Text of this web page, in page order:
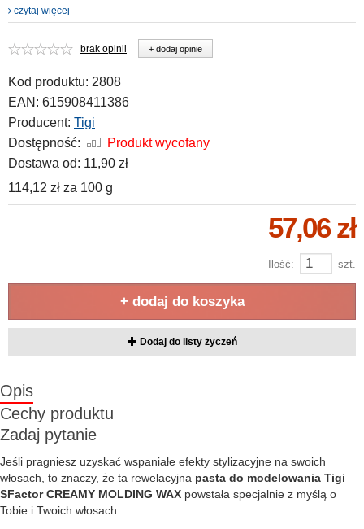
czytaj więcej
brak opinii + dodaj opinie
Kod produktu: 2808
EAN: 615908411386
Producent: Tigi
Dostępność:
Produkt wycofany
Dostawa od: 11,90 zł
114,12 zł za 100 g
57,06 zł
Ilość: szt.
+ dodaj do koszyka
Dodaj do listy życzeń
Opis
Cechy produktu
Zadaj pytanie
Jeśli pragniesz uzyskać wspaniałe efekty stylizacyjne na swoich
włosach, to znaczy, że ta rewelacyjna pasta do modelowania Tigi
SFactor CREAMY MOLDING WAX powstała specjalnie z myślą o
Tobie i Twoich włosach.